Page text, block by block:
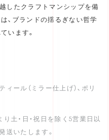
したクラフトマンシップを備
、ブランドの揺るぎない哲学
います。
ィール（ミラー仕上げ）、ポリ
より土・日・祝日を除く5営業日以
送いたします。